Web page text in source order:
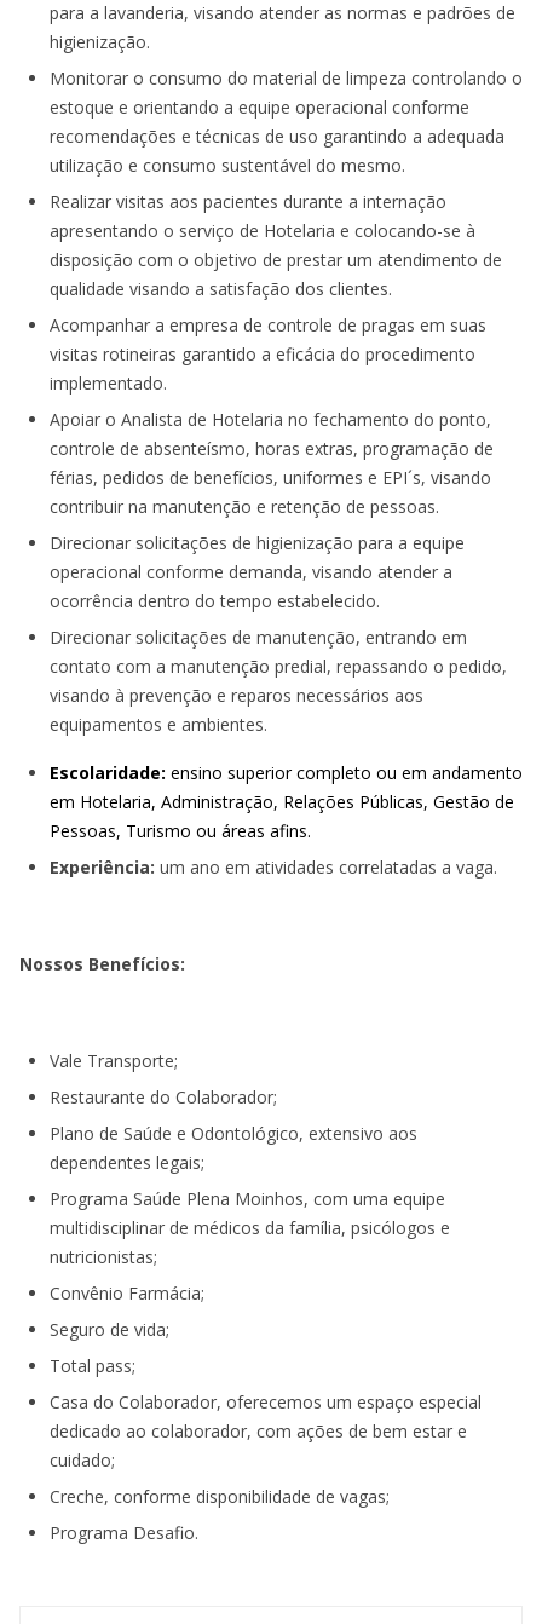
para a lavanderia, visando atender as normas e padrões de
higienização.
Monitorar o consumo do material de limpeza controlando o
estoque e orientando a equipe operacional conforme
recomendações e técnicas de uso garantindo a adequada
utilização e consumo sustentável do mesmo.
Realizar visitas aos pacientes durante a internação
apresentando o serviço de Hotelaria e colocando-se à
disposição com o objetivo de prestar um atendimento de
qualidade visando a satisfação dos clientes.
Acompanhar a empresa de controle de pragas em suas
visitas rotineiras garantido a eficácia do procedimento
implementado.
Apoiar o Analista de Hotelaria no fechamento do ponto,
controle de absenteísmo, horas extras, programação de
férias, pedidos de benefícios, uniformes e EPI´s, visando
contribuir na manutenção e retenção de pessoas.
Direcionar solicitações de higienização para a equipe
operacional conforme demanda, visando atender a
ocorrência dentro do tempo estabelecido.
Direcionar solicitações de manutenção, entrando em
contato com a manutenção predial, repassando o pedido,
visando à prevenção e reparos necessários aos
equipamentos e ambientes.
Escolaridade: ensino superior completo ou em andamento
em Hotelaria, Administração, Relações Públicas, Gestão de
Pessoas, Turismo ou áreas afins.
Experiência: um ano em atividades correlatadas a vaga.
Nossos Benefícios:
Vale Transporte;
Restaurante do Colaborador;
Plano de Saúde e Odontológico, extensivo aos
dependentes legais;
Programa Saúde Plena Moinhos, com uma equipe
multidisciplinar de médicos da família, psicólogos e
nutricionistas;
Convênio Farmácia;
Seguro de vida;
Total pass;
Casa do Colaborador, oferecemos um espaço especial
dedicado ao colaborador, com ações de bem estar e
cuidado;
Creche, conforme disponibilidade de vagas;
Programa Desafio.